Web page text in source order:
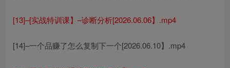
[13]–[实战特训课】–诊断分析[2026.06.06】.mp4
[14]–一个品赚了怎么复制下一个[2026.06.10】.mp4